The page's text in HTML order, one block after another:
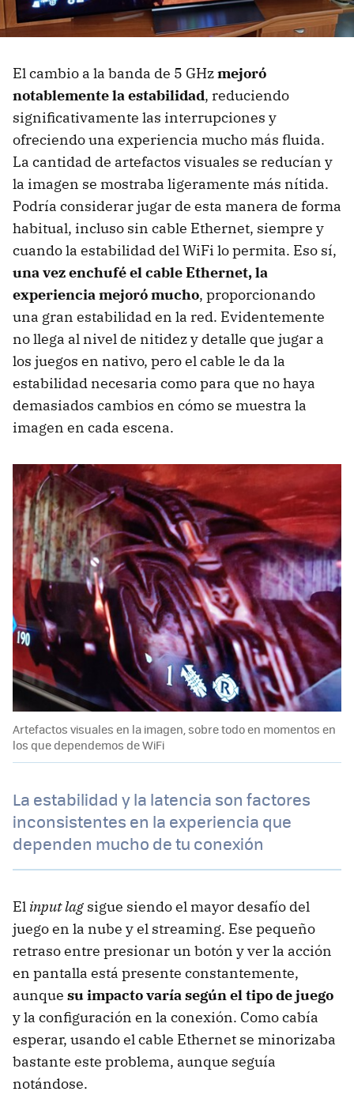
El cambio a la banda de 5 GHzmejoró
notablemente la estabilidad, reduciendo
significativamente las interrupciones y
ofreciendo una experiencia mucho más fluida.
La cantidad de artefactos visuales se reducían y
la imagen se mostraba ligeramente más nítida.
Podría considerar jugar de esta manera de forma
habitual, incluso sin cable Ethernet, siempre y
cuando la estabilidad del WiFi lo permita. Eso sí,
una vez enchufé el cable Ethernet, la
experiencia mejoró mucho, proporcionando
una gran estabilidad en la red. Evidentemente
no llega al nivel de nitidez y detalle que jugar a
los juegos en nativo, pero el cable le da la
estabilidad necesaria como para que no haya
demasiados cambios en cómo se muestra la
imagen en cada escena.
Artefactos visuales en la imagen, sobre todo en momentos en
los que dependemos de WiFi
La estabilidad y la latencia son factores
inconsistentes en la experiencia que
dependen mucho de tu conexión
El input lag sigue siendo el mayor desafío del
juego en la nube y el streaming. Ese pequeño
retraso entre presionar un botón y ver la acción
en pantalla está presente constantemente,
aunque su impacto varía según el tipo de juego
y la configuración en la conexión. Como cabía
esperar, usando el cable Ethernet se minorizaba
bastante este problema, aunque seguía
notándose.